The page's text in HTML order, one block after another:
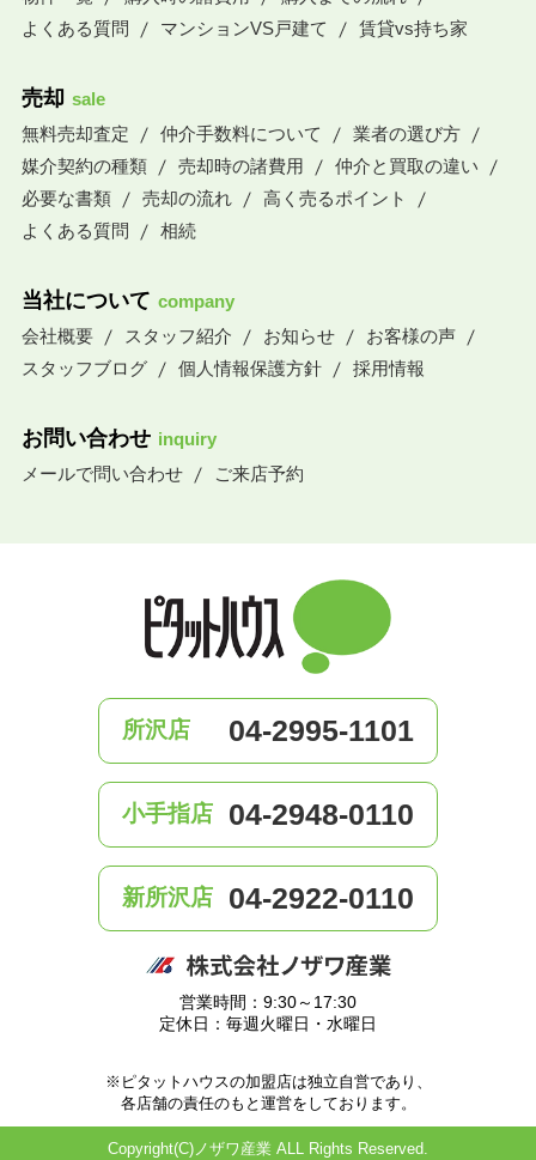
よくある質問
マンションVS戸建て 賃貸vs持ち家
売却 sale
無料売却査定
仲介手数料について
業者の選び方
媒介契約の種類
売却時の諸費用
仲介と買取の違い
必要な書類
売却の流れ
高く売るポイント
よくある質問
相続
当社について company
会社概要
スタッフ紹介 お知らせ
お客様の声
スタッフブログ
個人情報保護方針 採用情報
お問い合わせ inquiry
メールで問い合わせ
ご来店予約
所沢店 04-2995-1101
小手指店 04-2948-0110
新所沢店 04-2922-0110
営業時間：9:30～17:30
定休日：毎週火曜日・水曜日
※ピタットハウスの加盟店は独立自営であり、
各店舗の責任のもと運営をしております。
Copyright(C)ノザワ産業 ALL Rights Reserved.